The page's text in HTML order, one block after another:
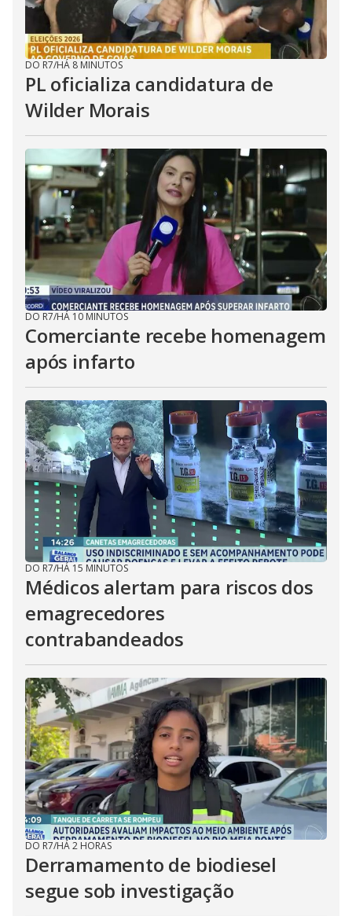
DO R7/HÁ 8 MINUTOS
PL oficializa candidatura de
Wilder Morais
DO R7/HÁ 10 MINUTOS
Comerciante recebe homenagem
após infarto
DO R7/HÁ 15 MINUTOS
Médicos alertam para riscos dos
emagrecedores
contrabandeados
DO R7/HÁ 2 HORAS
Derramamento de biodiesel
segue sob investigação